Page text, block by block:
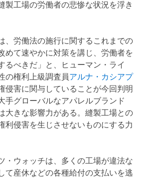
製工場の労働者の悲惨な状況を浮き
、労働法の施行に関するこれまでの
めて速やかに対策を講じ、労働者を
るべきだ」と、ヒューマン・ライ
の権利上級調査員アルナ・カシアプ
侵害に関与していることが今回判明
手グローバルなアパレルブランド
大きな影響力がある。縫製工場との
利侵害を生じさせないものにする力
・ウォッチは、多くの工場が違法な
て産休などの各種給付の支払いを逃